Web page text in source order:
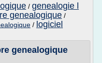
/ genealogie l
genealogique /
/ logiciel
genealogique